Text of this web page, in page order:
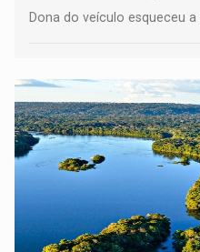
Dona do veículo esqueceu